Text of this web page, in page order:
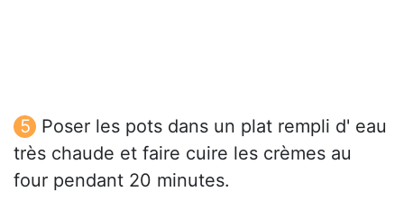
Poser les pots dans un plat rempli d' eau
très chaude et faire cuire les crèmes au
four pendant 20 minutes.